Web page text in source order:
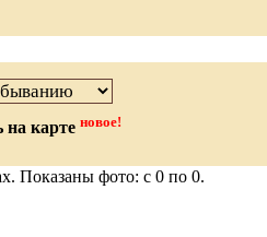
на карте новое!
Показаны фото: с 0 по 0.